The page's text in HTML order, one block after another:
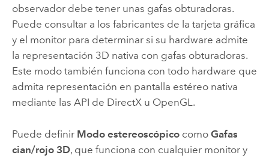
observador debe tener unas gafas obturadoras.
Puede consultar a los fabricantes de la tarjeta gráfica
y el monitor para determinar si su hardware admite
la representación 3D nativa con gafas obturadoras.
Este modo también funciona con todo hardware que
admita representación en pantalla estéreo nativa
mediante las API de DirectX u OpenGL.
Puede definir Modo estereoscópicocomo Gafas
cian/rojo 3D, que funciona con cualquier monitor y